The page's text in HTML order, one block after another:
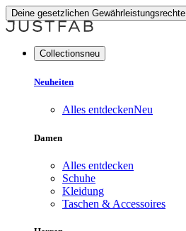
Deine gesetzlichen Gewährleistungsrechte
Collectionsneu
Neuheiten
Alles entdeckenNeu
Damen
Alles entdecken
Schuhe
Kleidung
Taschen & Accessoires